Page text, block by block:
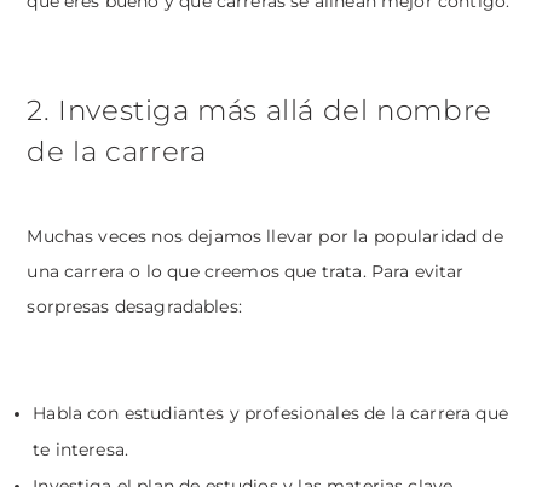
2. Investiga más allá del nombre
de la carrera
Muchas veces nos dejamos llevar por la popularidad de
una carrera o lo que creemos que trata. Para evitar
sorpresas desagradables:
Habla con estudiantes y profesionales de la carrera que
te interesa.